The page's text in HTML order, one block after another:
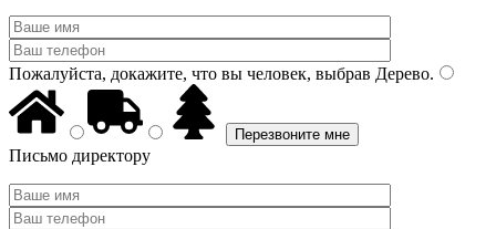
Пожалуйста, докажите, что вы человек, выбрав Дерево.
Письмо директору